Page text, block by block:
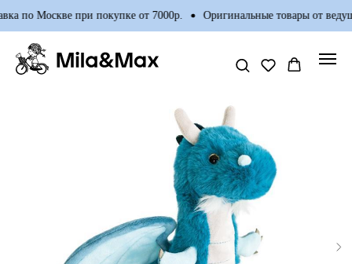
по Москве при покупке от 7000р. Оригинальные товары от